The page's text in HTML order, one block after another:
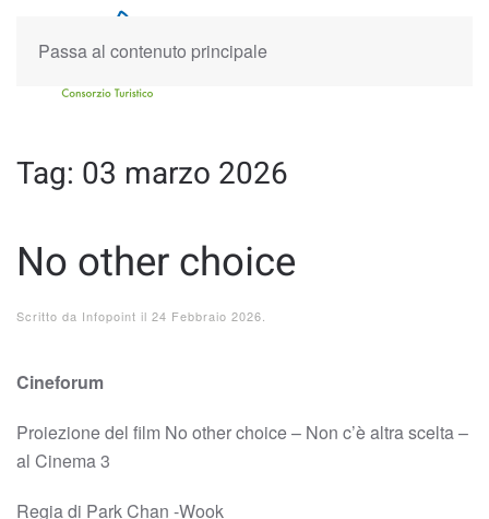
Passa al contenuto principale
Tag: 03 marzo 2026
No other choice
Scritto da Infopoint il 24 Febbraio 2026
Cineforum
Proiezione del film No other choice – Non c’è altra scelta –
al Cinema 3
Regia di Park Chan -Wook